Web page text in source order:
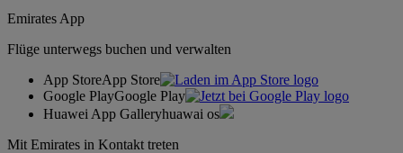
Emirates App
Flüge unterwegs buchen und verwalten
App StoreApp Store
Google PlayGoogle Play
Huawei App Galleryhuawai os
Mit Emirates in Kontakt treten